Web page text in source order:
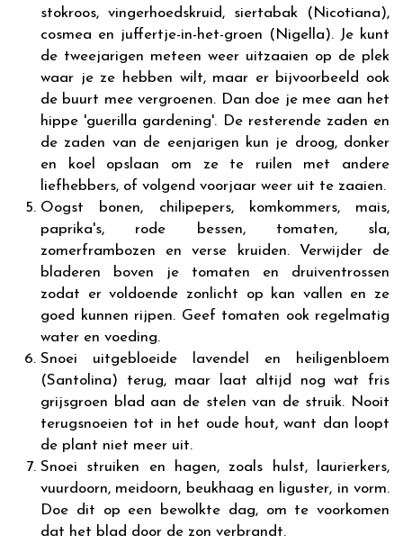
stokroos, vingerhoedskruid, siertabak (Nicotiana),
cosmea en juffertje-in-het-groen (Nigella). Je kunt
de tweejarigen meteen weer uitzaaien op de plek
waar je ze hebben wilt, maar er bijvoorbeeld ook
de buurt mee vergroenen. Dan doe je mee aan het
hippe 'guerilla gardening'. De resterende zaden en
de zaden van de eenjarigen kun je droog, donker
en koel opslaan om ze te ruilen met andere
liefhebbers, of volgend voorjaar weer uit te zaaien.
Oogst bonen, chilipepers, komkommers, mais,
paprika's, rode bessen, tomaten, sla,
zomerframbozen en verse kruiden. Verwijder de
bladeren boven je tomaten en druiventrossen
zodat er voldoende zonlicht op kan vallen en ze
goed kunnen rijpen. Geef tomaten ook regelmatig
water en voeding.
Snoei uitgebloeide lavendel en heiligenbloem
(Santolina) terug, maar laat altijd nog wat fris
grijsgroen blad aan de stelen van de struik. Nooit
terugsnoeien tot in het oude hout, want dan loopt
de plant niet meer uit.
Snoei struiken en hagen, zoals hulst, laurierkers,
vuurdoorn, meidoorn, beukhaag en liguster, in vorm.
Doe dit op een bewolkte dag, om te voorkomen
dat het blad door de zon verbrandt.